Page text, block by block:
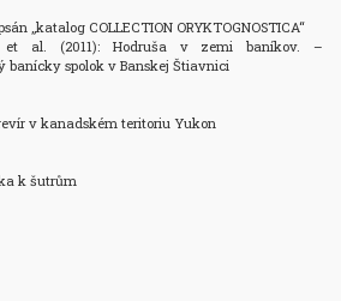
„katalog COLLECTION ORYKTOGNOSTICA“
et al. (2011): Hodruša v zemi baníkov. –
banícky spolok v Banskej Štiavnici
v kanadském teritoriu Yukon
k šutrům